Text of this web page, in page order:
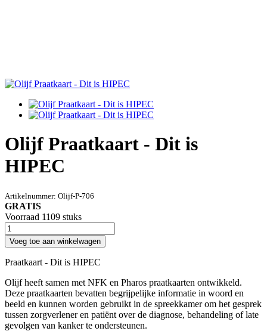
Olijf Praatkaart - Dit is
HIPEC
Artikelnummer: Olijf-P-706
GRATIS
Voorraad 1109 stuks
Voeg toe aan winkelwagen
Praatkaart - Dit is HIPEC
Olijf heeft samen met NFK en Pharos praatkaarten ontwikkeld.
Deze praatkaarten bevatten begrijpelijke informatie in woord en
beeld en kunnen worden gebruikt in de spreekkamer om het gesprek
tussen zorgverlener en patiënt over de diagnose, behandeling of late
gevolgen van kanker te ondersteunen.